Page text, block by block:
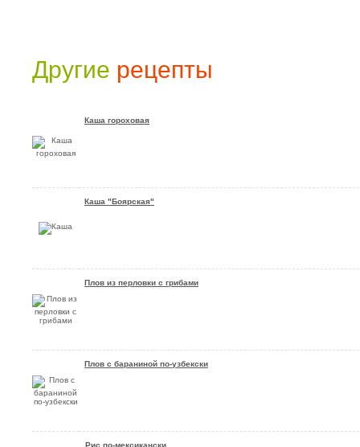
Другие рецепты
Каша гороховая
Каша "Боярская"
Плов из перловки с грибами
Плов с бараниной по-узбекски
Рис по-мексикански